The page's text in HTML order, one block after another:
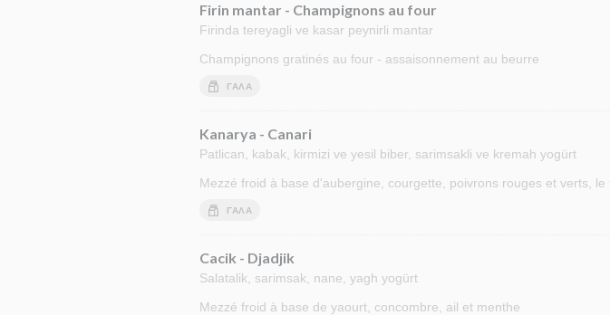
Firin mantar - Champignons au four
Firinda tereyagli ve kasar peynirli mantar
Champignons gratinés au four - assaisonnement au beurre
ΓΆΛΑ
Kanarya - Canari
Patlican, kabak, kirmizi ve yesil biber, sarimsakli ve kremah yogürt
Mezzé froid à base d'aubergine, courgette, poivrons rouges et verts,
ΓΆΛΑ
Cacik - Djadjik
Salatalik, sarimsak, nane, yagh yogürt
Mezzé froid à base de yaourt, concombre, ail et menthe